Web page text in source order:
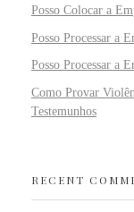
Posso Colocar a
Posso Processar a
Posso Processar a
Como Provar
Testemunhos
RECENT